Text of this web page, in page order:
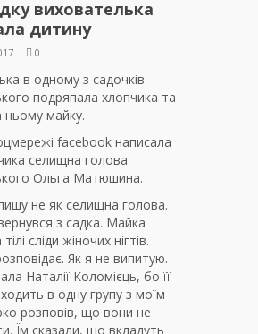
вихователька
дитину
0
в одному з садочків
подряпала хлопчика та
ньому майку.
facebook написала
селищна голова
Ольга Матюшина.
не як селищна голова.
з садка. Майка
сліди жіночих нігтів.
Як я не випитую.
Наталії Коломієць, бо її
в одну групу з моїм
розповів, що вони не
Їм сказали, що вкладуть